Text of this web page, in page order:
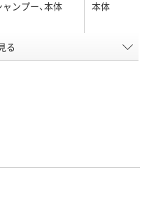
ャンプー、本体 本体
ｇ
る